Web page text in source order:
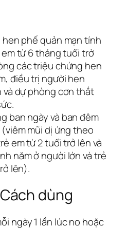
phế quản mạn tính
từ 6 tháng tuổi trở
các triệu chứng hen
điều trị người hen
và dự phòng cơn thắt
ban ngày và ban đêm
mũi dị ứng theo
em từ 2 tuổi trở lên và
năm ở người lớn và trẻ
lên).
dùng
ngày 1 lần lúc no hoặc